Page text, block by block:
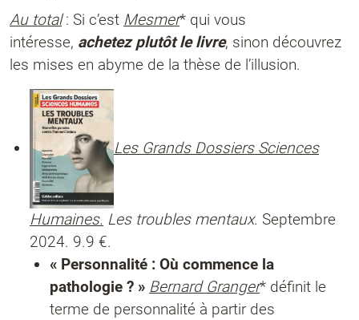
Au total: Si c’est Mesmer* qui vous
intéresse, achetez plutôt le livre, sinon découvrez
les mises en abyme de la thèse de l’illusion.
Les Grands Dossiers Sciences
Humaines. Les troubles mentaux. Septembre
2024. 9.9 €.
« Personnalité : Où commence la
pathologie ? » Bernard Granger* définit le
terme de personnalité à partir des